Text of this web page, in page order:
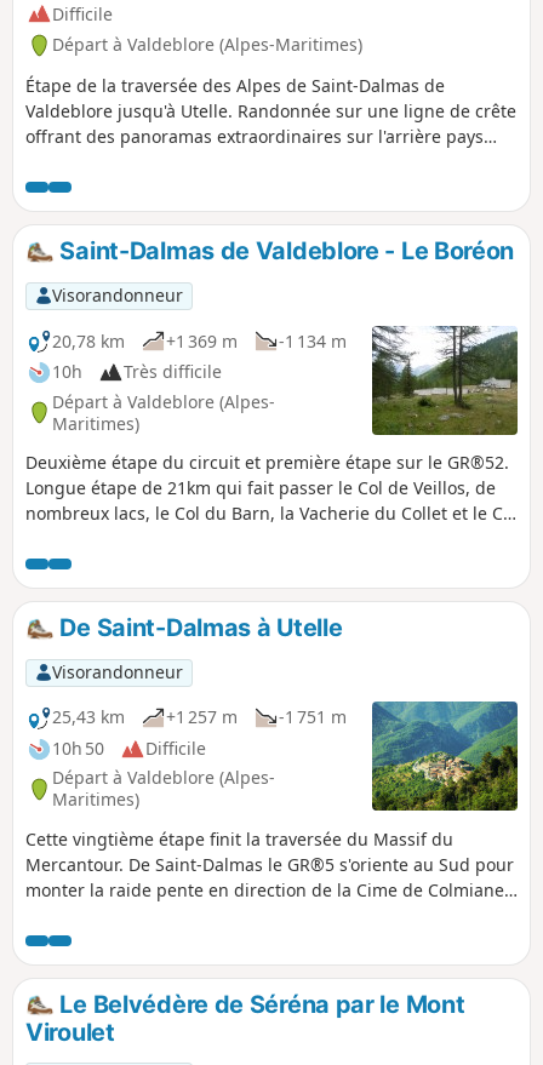
Difficile
Départ à Valdeblore (Alpes-Maritimes)
Étape de la traversée des Alpes de Saint-Dalmas de
Valdeblore jusqu'à Utelle. Randonnée sur une ligne de crête
offrant des panoramas extraordinaires sur l'arrière pays
Saint-Dalmas de Valdeblore - Le Boréon
Visorandonneur
20,78 km
+1 369 m
-1 134 m
10h
Très difficile
Départ à Valdeblore (Alpes-
Maritimes)
Deuxième étape du circuit et première étape sur le GR®52.
Longue étape de 21km qui fait passer le Col de Veillos, de
nombreux lacs, le Col du Barn, la Vacherie du Collet et le Col
grandiose par ses paysages et ses points de vue, mais très
difficile.
De Saint-Dalmas à Utelle
Visorandonneur
25,43 km
+1 257 m
-1 751 m
10h 50
Difficile
Départ à Valdeblore (Alpes-
Maritimes)
Cette vingtième étape finit la traversée du Massif du
Mercantour. De Saint-Dalmas le GR®5 s'oriente au Sud pour
monter la raide pente en direction de la Cime de Colmiane
Noir et gagne le Col des deux Caïres puis le Caïre Gros.
l'itinéraire suit son arête et à flanc de pente, passe sous le
Mont Chalancha, La Partissuola et la Cime de la Combe puis
bascule sur le Collet des Trous. Avant le Col du Fort, le
sentier descend sur les Granges de la Brasque pour
Le Belvédère de Séréna par le Mont
Viroulet